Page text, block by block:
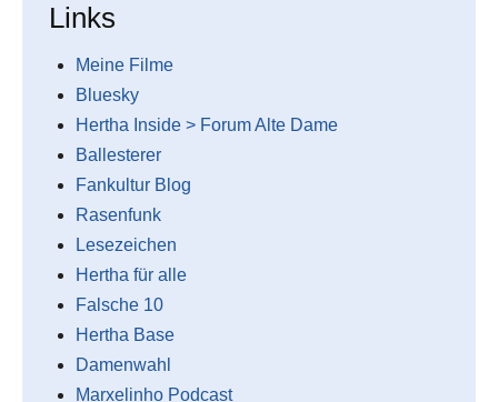
Links
Meine Filme
Bluesky
Hertha Inside > Forum Alte Dame
Ballesterer
Fankultur Blog
Rasenfunk
Lesezeichen
Hertha für alle
Falsche 10
Hertha Base
Damenwahl
Marxelinho Podcast